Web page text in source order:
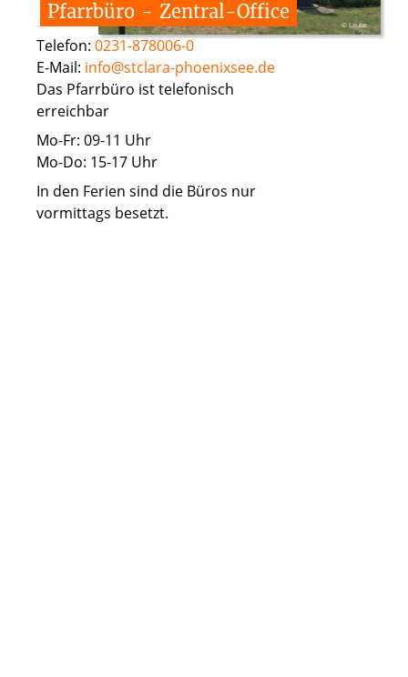
© Laube
Pfarrbüro - Zentral-Office
Telefon: 0231-878006-0
E-Mail: info@stclara-phoenixsee.de
Das Pfarrbüro ist telefonisch
erreichbar
Mo-Fr: 09-11 Uhr
Mo-Do: 15-17 Uhr
In den Ferien sind die Büros nur
vormittags besetzt.